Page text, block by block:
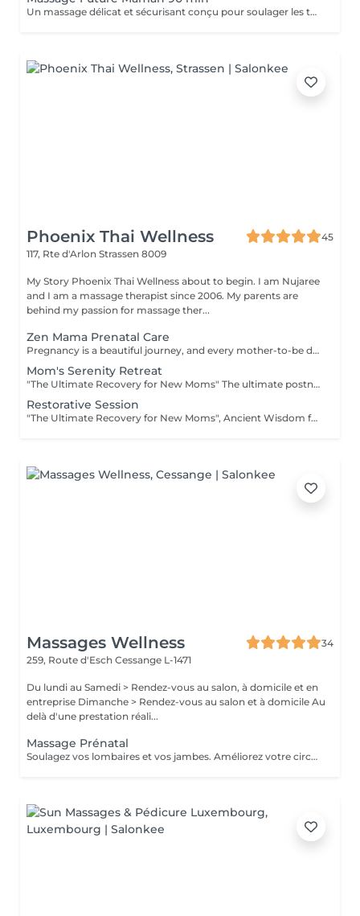
Un massage délicat et sécurisant conçu pour soulager les tensions et apporter un moment de bien-être durant la grossesse.
Phoenix Thai Wellness
45
117, Rte d'Arlon Strassen 8009
My Story Phoenix Thai Wellness about to begin. I am Nujaree
and I am a massage therapist since 2006. My parents are
behind my passion for massage ther...
Zen Mama Prenatal Care
Pregnancy is a beautiful journey, and every mother-to-be deserves a moment of peaceful recovery. Our Zen Mama Prenatal Care is designed to gently ease muscular tension, promote overall physical comfort, and give you the quiet moment of reflection you deserve. Safe, professional, and deeply relaxing. Available for 13+ weeks of pregnancy. Special Note: This gentle wellness experience is exclusively available for mothers in their second and third trimesters (13 weeks and above). We recommend consulting your personal advisor or doctor before your first visit.
Mom's Serenity Retreat
"The Ultimate Recovery for New Moms" The ultimate postnatal comfort and relaxation experience. Gentle techniques help ease postpartum fluid retention, promote a wonderful sense of physical lightness, and encourage natural bodily harmony and relaxation. "Booking Guidelines" - Natural Birth: Recommended starting 4 weeks after delivery. - C-Section: Recommended starting 6 to 8 weeks after delivery (once you feel fully recovered and comfortable). Please consult with your doctor or personal healthcare provider prior to your first session.
Restorative Session
"The Ultimate Recovery for New Moms", Ancient Wisdom for the Modern Mother is a blend of soothing massage and warm herbal compress experience. - In Thai culture, the period following childbirth is considered a crucial time for a mother to "re-warm" her body and restore her vital energy. Our Traditional Thai Herbal Postnatal Care (known as a Yu Fai inspired ritual) is a comprehensive wellness experience designed to help new mothers recover physically and emotionally using the comforting warmth of organic Thai herbs. "Booking Guidelines" - Natural Birth: Recommended starting 4 weeks after delivery. - C-Section: Recommended starting 6 to 8 weeks after delivery (once you feel fully recovered and comfortable). Please consult with your doctor or personal healthcare provider prior to your first session.
Massages Wellness
34
259, Route d'Esch Cessange L-1471
Du lundi au Samedi > Rendez-vous au salon, à domicile et en
entreprise Dimanche > Rendez-vous au salon et à domicile Au
delà d'une prestation réali...
Massage Prénatal
Soulagez vos lombaires et vos jambes. Améliorez votre circulation sanguine et boostez durablement votre système immunitaire. Précautions particulières: Demander l'avis de votre médecin traitant. Après la 12ème semaine, presque toutes les zones du corps peuvent être massées. Le temps du massage doit se limiter à 45 minutes. Le massage doit être léger, notamment sur le dos et le ventre. L'utilisation d'huile essentielle est à proscrire.